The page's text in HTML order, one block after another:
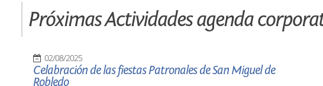
Próximas Actividades agenda
02/08/2025
Celabración de las fiestas Patronales de San Miguel de
Robledo